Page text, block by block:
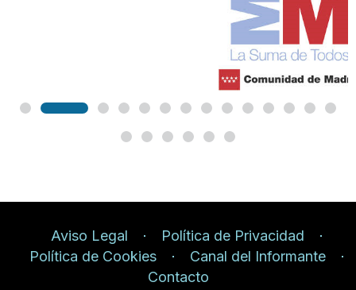
Aviso Legal
Política de Privacidad
Política de Cookies
Canal del Informante
Contacto